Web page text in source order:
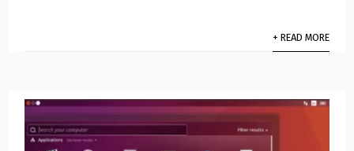
+ READ MORE